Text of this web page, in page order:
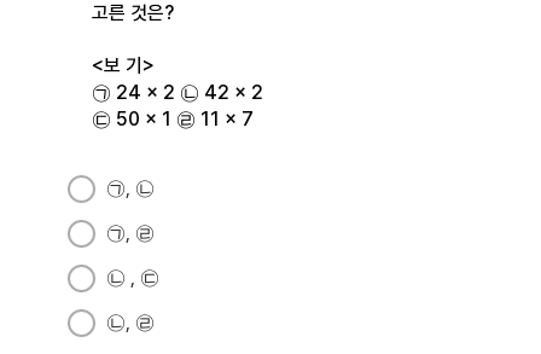
고른 것은?
<보 기>
㉠ 24 × 2 ㉡ 42 × 2
㉢ 50 × 1 ㉣ 11 × 7
㉠, ㉡
㉠, ㉣
㉡ , ㉢
㉡, ㉣